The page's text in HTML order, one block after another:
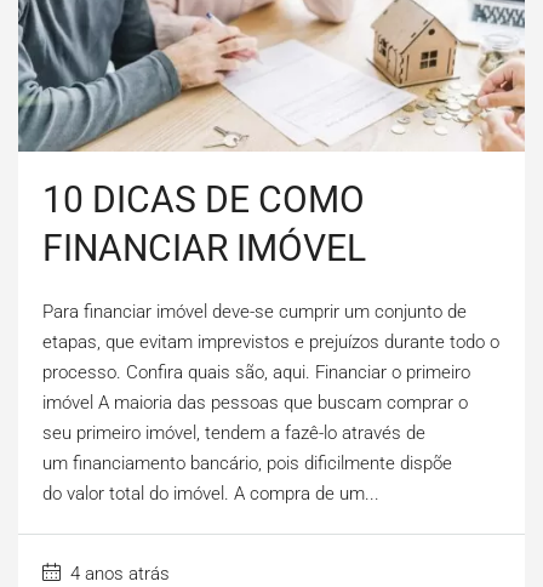
10 DICAS DE COMO
FINANCIAR IMÓVEL
Para financiar imóvel deve-se cumprir um conjunto de
etapas, que evitam imprevistos e prejuízos durante todo o
processo. Confira quais são, aqui. Financiar o primeiro
imóvel A maioria das pessoas que buscam comprar o
seu primeiro imóvel, tendem a fazê-lo através de
um financiamento bancário, pois dificilmente dispõe
do valor total do imóvel. A compra de um...
4 anos atrás